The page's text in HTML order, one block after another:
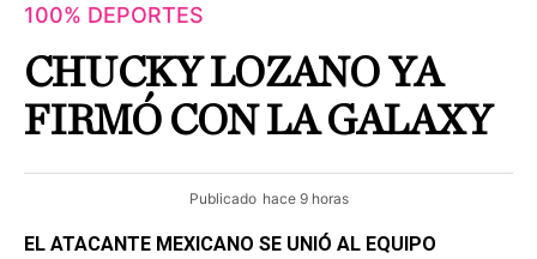
100% DEPORTES
CHUCKY LOZANO YA
FIRMÓ CON LA GALAXY
Publicado hace 9 horas
EL ATACANTE MEXICANO SE UNIÓ AL EQUIPO